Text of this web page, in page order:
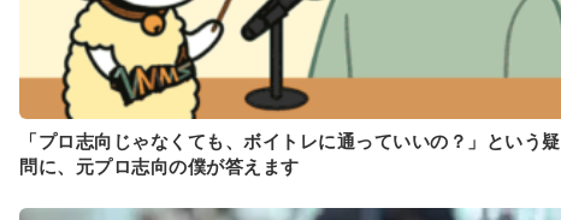
「プロ志向じゃなくても、ボイトレに通っていいの？」という疑
問に、元プロ志向の僕が答えます